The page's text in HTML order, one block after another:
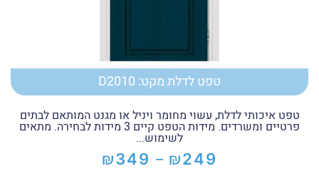
טפט לדלת מקט: D2010
טפט איכותי לדלת, עשוי מחומר ויניל או מגנט המותאם לבתים
פרטיים ומשרדים. מידות הטפט קיים 3 מידות לבחירה. מתאים
לשימוש...
₪249
–
₪349טווח